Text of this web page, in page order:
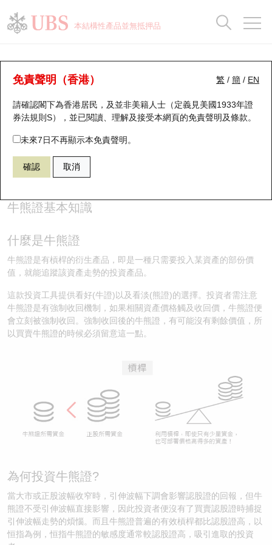
本結構性產品並無抵押品
繁 / 簡 / EN
免責聲明（香港）
請確認閣下為香港居民，及並非美籍人士（定義見美國1933年證
券法規則S），並已閱讀、理解及接受本網頁的免責聲明及條款。
未來7日不再顯示本免責聲明。
確認 取消
牛熊證投資者教育 - 牛熊證基本知識
牛熊證知多啲
牛熊證基本知識
什麼是牛熊證
牛熊證是有槓桿的衍生產品，即是一種只需要投入某資產的部份價
值，就能追蹤該資產走勢的投資產品。
這款投資工具提供看好(牛證)以及看淡(熊證)的選擇。投資者需注意
牛熊證是有強制收回機制，如果相關資產價格觸及收回價，牛熊證便
會立刻被強制收回。強制收回後的牛熊證，有可能沒有剩餘價值，所
以買賣牛熊證的時候必須留意這一點。
為何投資牛熊證?
當大市或正股波幅收窄時，引伸波幅下調會影響認股證的回報，但牛
熊證不受引伸波幅直接影響，因此投資者便沒有了買賣認股證時捕捉
引伸波幅走勢的煩惱。而且牛熊證普遍的有效槓桿都比認股證高，以
恒指為例，恒指牛熊證的敏感度通常較認股證高，吸引進取的投資
瑞銀認股證一覽
新發行瑞銀認股證
即將到期認股證
認股證到期結算價查詢
認股證分析儀
引伸波幅比較圖
認股證/牛熊證日誌
認股證文件及公告
街貨統計
比較
牛熊全景快搜
牛熊證搜尋
牛熊證街貨分佈圖
正股牛熊證列表
新發行瑞銀牛熊證
即將到期牛熊證
牛熊證到期結算價查詢
牛熊證分析儀
牛熊證文件及公告 (瑞信)
街貨統計
比較
十大升幅/跌幅
十大認股證成交分佈
十天股證佔大市成交
資金流
街貨統計
正股分析儀
二十大活躍股份
恒指成份股
國指成份股
科指成份股
業績及經濟日曆
中資ETFs溢價比較
AH 股價對照
收市競價變化
持股比重
顯示所有持股比重
每月輪證大市專題
輪證專欄
講座及教育短片
認股證投資者教育
牛熊證投資者教育